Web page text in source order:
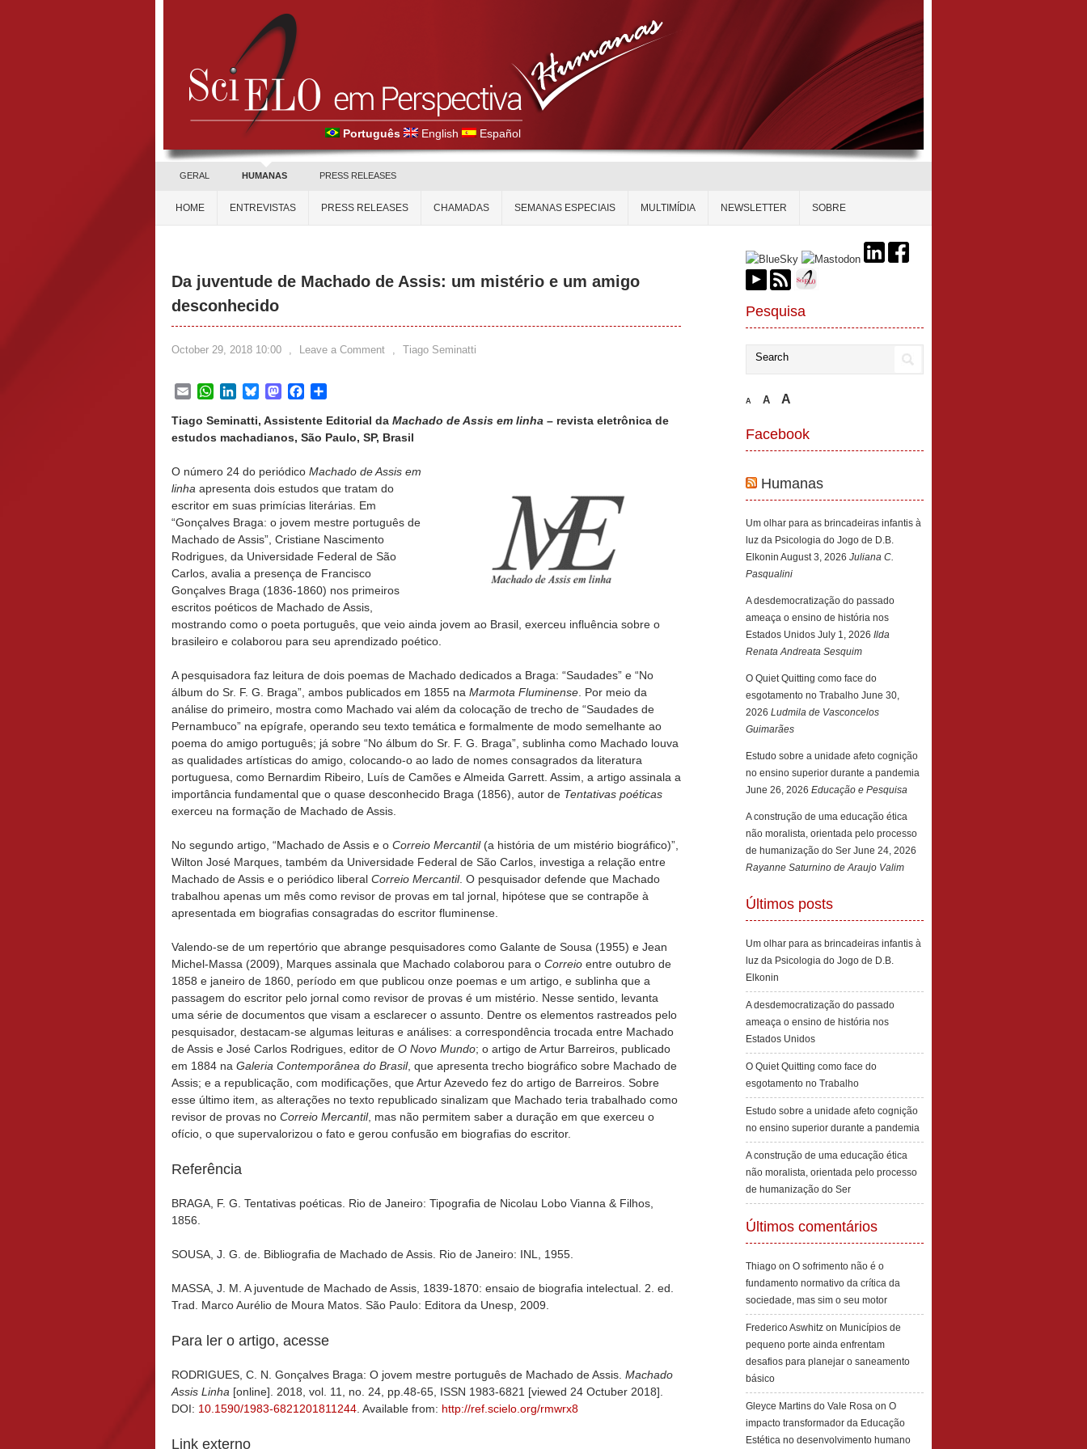
Português English Español
GERAL HUMANAS PRESS RELEASES
HOME ENTREVISTAS PRESS RELEASES CHAMADAS SEMANAS ESPECIAIS MULTIMÍDIA NEWSLETTER SOBRE
Da juventude de Machado de Assis: um mistério e um amigo
desconhecido
October 29, 2018 10:00 , Leave a Comment , Tiago Seminatti
EmailWhatsApp
LinkedInBlueskyMastodonFacebook
Tiago Seminatti, Assistente Editorial da Machado de Assis em linha – revista eletrônica de
estudos machadianos, São Paulo, SP, Brasil
O número 24 do periódico Machado de Assis em
linha apresenta dois estudos que tratam do
escritor em suas primícias literárias. Em
“Gonçalves Braga: o jovem mestre português de
Machado de Assis”, Cristiane Nascimento
Rodrigues, da Universidade Federal de São
Carlos, avalia a presença de Francisco
Gonçalves Braga (1836-1860) nos primeiros
escritos poéticos de Machado de Assis,
mostrando como o poeta português, que veio ainda jovem ao Brasil, exerceu influência sobre o
brasileiro e colaborou para seu aprendizado poético.
A pesquisadora faz leitura de dois poemas de Machado dedicados a Braga: “Saudades” e “No
álbum do Sr. F. G. Braga”, ambos publicados em 1855 na Marmota Fluminense . Por meio da
análise do primeiro, mostra como Machado vai além da colocação de trecho de “Saudades de
Pernambuco” na epígrafe, operando seu texto temática e formalmente de modo semelhante ao
poema do amigo português; já sobre “No álbum do Sr. F. G. Braga”, sublinha como Machado louva
as qualidades artísticas do amigo, colocando-o ao lado de nomes consagrados da literatura
portuguesa, como Bernardim Ribeiro, Luís de Camões e Almeida Garrett. Assim, a artigo assinala a
importância fundamental que o quase desconhecido Braga (1856), autor de Tentativas poéticas
exerceu na formação de Machado de Assis.
No segundo artigo, “Machado de Assis e o Correio Mercantil(a história de um mistério biográfico)”,
Wilton José Marques, também da Universidade Federal de São Carlos, investiga a relação entre
Machado de Assis e o periódico liberal Correio Mercantil. O pesquisador defende que Machado
trabalhou apenas um mês como revisor de provas em tal jornal, hipótese que se contrapõe à
apresentada em biografias consagradas do escritor fluminense.
Valendo-se de um repertório que abrange pesquisadores como Galante de Sousa (1955) e Jean
Michel-Massa (2009), Marques assinala que Machado colaborou para o Correio entre outubro de
1858 e janeiro de 1860, período em que publicou onze poemas e um artigo, e sublinha que a
passagem do escritor pelo jornal como revisor de provas é um mistério. Nesse sentido, levanta
uma série de documentos que visam a esclarecer o assunto. Dentre os elementos rastreados pelo
pesquisador, destacam-se algumas leituras e análises: a correspondência trocada entre Machado
de Assis e José Carlos Rodrigues, editor de O Novo Mundo; o artigo de Artur Barreiros, publicado
em 1884 na Galeria Contemporânea do Brasil, que apresenta trecho biográfico sobre Machado de
Assis; e a republicação, com modificações, que Artur Azevedo fez do artigo de Barreiros. Sobre
esse último item, as alterações no texto republicado sinalizam que Machado teria trabalhado como
revisor de provas no Correio Mercantil, mas não permitem saber a duração em que exerceu o
ofício, o que supervalorizou o fato e gerou confusão em biografias do escritor.
Referência
BRAGA, F. G. Tentativas poéticas. Rio de Janeiro: Tipografia de Nicolau Lobo Vianna & Filhos,
1856.
SOUSA, J. G. de. Bibliografia de Machado de Assis. Rio de Janeiro: INL, 1955.
MASSA, J. M. A juventude de Machado de Assis, 1839-1870: ensaio de biografia intelectual. 2. ed.
Trad. Marco Aurélio de Moura Matos. São Paulo: Editora da Unesp, 2009.
Para ler o artigo, acesse
RODRIGUES, C. N. Gonçalves Braga: O jovem mestre português de Machado de Assis. Machado
Assis Linha [online]. 2018, vol. 11, no. 24, pp.48-65, ISSN 1983-6821 [viewed 24 Octuber 2018].
DOI: 10.1590/1983-6821201811244 . Available from: http://ref.scielo.org/rmwrx8
Link externo
Pesquisa
A A A
Facebook
Humanas
Um olhar para as brincadeiras infantis à
luz da Psicologia do Jogo de D.B.
Elkonin August 3, 2026 Juliana C.
Pasqualini
A desdemocratização do passado
ameaça o ensino de história nos
Estados Unidos July 1, 2026 Ilda
Renata Andreata Sesquim
O Quiet Quitting como face do
esgotamento no Trabalho June 30,
2026 Ludmila de Vasconcelos
Guimarães
Estudo sobre a unidade afeto cognição
no ensino superior durante a pandemia
June 26, 2026 Educação e Pesquisa
A construção de uma educação ética
não moralista, orientada pelo processo
de humanização do Ser June 24, 2026
Rayanne Saturnino de Araujo Valim
Últimos posts
Um olhar para as brincadeiras infantis à
luz da Psicologia do Jogo de D.B.
Elkonin
A desdemocratização do passado
ameaça o ensino de história nos
Estados Unidos
O Quiet Quitting como face do
esgotamento no Trabalho
Estudo sobre a unidade afeto cognição
no ensino superior durante a pandemia
A construção de uma educação ética
não moralista, orientada pelo processo
de humanização do Ser
Últimos comentários
Thiago on O sofrimento não é o
fundamento normativo da crítica da
sociedade, mas sim o seu motor
Frederico Aswhitz on Municípios de
pequeno porte ainda enfrentam
desafios para planejar o saneamento
básico
Gleyce Martins do Vale Rosa on O
impacto transformador da Educação
Estética no desenvolvimento humano